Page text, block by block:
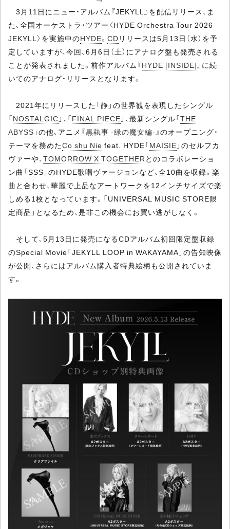
3月11日にニュー・アルバム『JEKYLL』を配信リリース、ま
た、全国オーケストラ・ツアー〈HYDE Orchestra Tour 2026
JEKYLL〉を実施中のHYDE。 CD リリースは5月13日（水）を予
定していますが、今回、6月6日（土）にアナログ盤も発売される
ことが発表されました。前作アルバム『HYDE [INSIDE] 』に続
いてのアナログ・リリースとなります。
2021年にリリースした「静」の世界観を表現したシングル
「NOSTALGIC 」、「FINAL PIECE 」、最新シングル「THE
ABYSS 」の他、アニメ『黒執事 -緑の魔女編- 』のオープニング・
テーマを務めたCo shu Nie feat. HYDE「MAISIE 」のセルフカ
ヴァーや、 TOMORROW X TOGETHER とのコラボレーショ
ン曲「SSS」のHYDE歌唱ヴァージョンなど、全10曲を収録。楽
曲と合わせ、華麗で上品なアートワークを12インチサイズで楽
しめる1枚となっています。「UNIVERSAL MUSIC STORE限
定商品」となるため、是非この機会にお買い逃がしなく。
そして、5月13日に発売になるCDアルバム初回限定盤収録
のSpecial Movie「JEKYLL LOOP in WAKAYAMA」の告知映像
が公開、さらにはアルバム購入者特典絵柄も公開されていま
す。